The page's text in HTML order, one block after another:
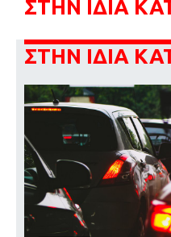
ΣΤΗΝ ΙΔΙΑ
ΣΤΗΝ ΙΔΙΑ